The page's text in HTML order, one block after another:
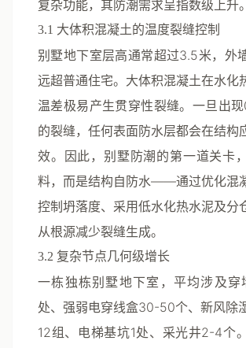
复杂功能，其防潮需求呈指数级上升。
3.1 大体积混凝土的温度裂缝控制
别墅地下室层高通常超过3.5米，外
远超普通住宅。大体积混凝土在水化
温差极易产生贯穿性裂缝。一旦出
的裂缝，任何表面防水层都会在结构
效。因此，别墅防潮的第一道关卡
料，而是结构自防水——通过优化混
控制坍落度、采用低水化热水泥及分
从根源减少裂缝生成。
3.2 复杂节点几何级增长
一栋独栋别墅地下室，平均涉及穿
处、强弱电穿线盒30-50个、新风除
12组、电梯基坑1处、采光井2-4个